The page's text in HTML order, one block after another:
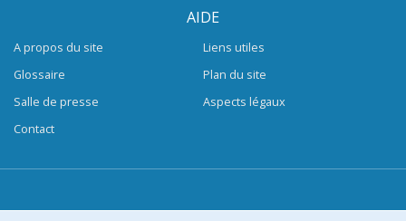
AIDE
A propos du site
Glossaire
Salle de presse
Contact
Liens utiles
Plan du site
Aspects légaux